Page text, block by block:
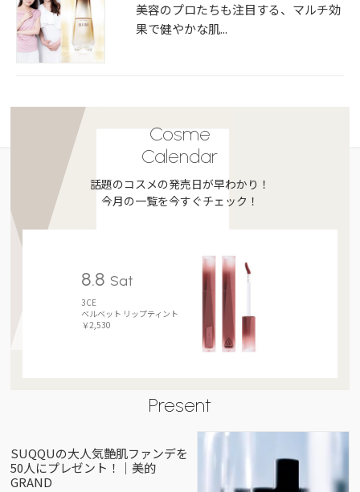
美容のプロたちも注目する、マルチ効
果で健やかな肌...
Cosme
Calendar
話題のコスメの発売日が早わかり！
今月の一覧を今すぐチェック！
8.8 Sat
3CE
ベルベット リップティント
￥2,530
Present
SUQQUの大人気艶肌ファンデを
50人にプレゼント！｜美的
GRAND